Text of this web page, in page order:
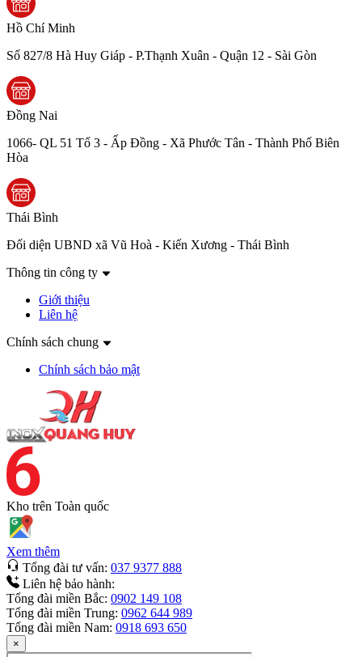
Hồ Chí Minh
Số 827/8 Hà Huy Giáp - P.Thạnh Xuân - Quận 12 - Sài Gòn
Đồng Nai
1066- QL 51 Tổ 3 - Ấp Đồng - Xã Phước Tân - Thành Phố Biên
Hòa
Thái Bình
Đối diện UBND xã Vũ Hoà - Kiến Xương - Thái Bình
Thông tin công ty
Giới thiệu
Liên hệ
Chính sách chung
Chính sách bảo mật
Kho trên Toàn quốc
Xem thêm
Tổng đài tư vấn: 037 9377 888
Liên hệ bảo hành:
Tổng đài miền Bắc: 0902 149 108
Tổng đài miền Trung: 0962 644 989
Tổng đài miền Nam: 0918 693 650
×